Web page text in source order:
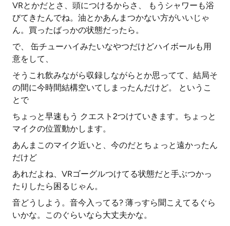
VRとかだとさ、頭につけるからさ、 もうシャワーも浴
びてきたんでね。油とかあんまつかない方がいいじゃ
ん。買ったばっかの状態だったら。
で、 缶チューハイみたいなやつだけどハイボールも用
意をして、
そうこれ飲みながら収録しながらとか思ってて、結局そ
の間に今時間結構空いてしまったんだけど。 というこ
とで
ちょっと早速もう クエスト2つけていきます。ちょっと
マイクの位置動かします。
あんまこのマイク近いと、今のだとちょっと遠かったん
だけど
あれだよね、VRゴーグルつけてる状態だと手ぶつかっ
たりしたら困るじゃん。
音どうしよう。音今入ってる? 薄っすら聞こえてるぐら
いかな。このぐらいなら大丈夫かな。